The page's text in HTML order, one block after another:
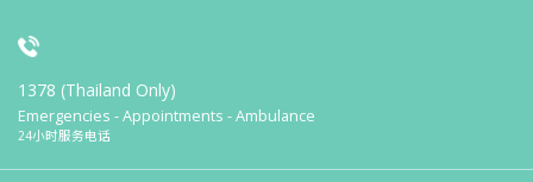
1378 (Thailand Only)
Emergencies - Appointments - Ambulance
24小时服务电话